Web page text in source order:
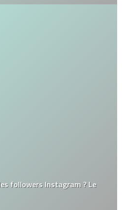
followers Instagram ? Le